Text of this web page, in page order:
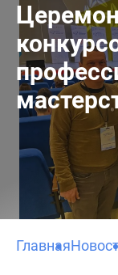
Главная